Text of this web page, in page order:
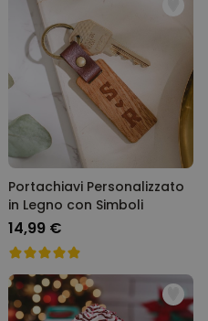
Portachiavi Personalizzato
in Legno con Simboli
14,99 €